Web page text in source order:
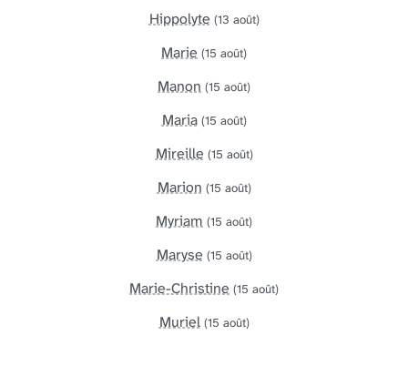
Hippolyte (13 août)
Marie (15 août)
Manon (15 août)
Maria (15 août)
Mireille (15 août)
Marion (15 août)
Myriam (15 août)
Maryse (15 août)
Marie-Christine (15 août)
Muriel (15 août)